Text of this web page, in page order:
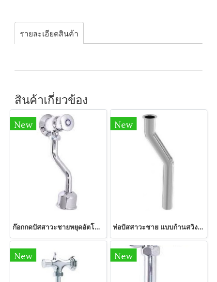
รายละเอียดสินค้า
สินค้าเกี่ยวข้อง
New
ก๊อกกดปัสสาวะชายหยุดอัตโนมัติท่อ S แบบท่อสวิง รุ่น UF-48S HANG
New
ท่อปัสสาวะชาย แบบก้านสวิง รุ่น UP-48S HANG
New New